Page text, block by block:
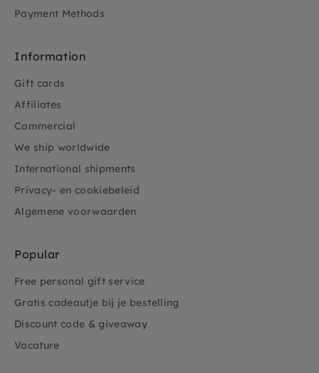
Payment Methods
Information
Gift cards
Affiliates
Commercial
We ship worldwide
International shipments
Privacy- en cookiebeleid
Algemene voorwaarden
Popular
Free personal gift service
Gratis cadeautje bij je bestelling
Discount code & giveaway
Vacature